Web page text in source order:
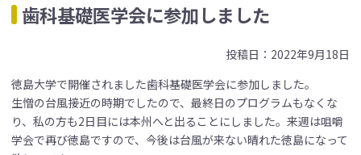
歯科基礎医学会に参加しました
投稿日：2022年9月18日
徳島大学で開催されました歯科基礎医学会に参加しました。
生憎の台風接近の時期でしたので、最終日のプログラムもなくな
り、私の方も2日目には本州へと出ることにしました。来週は咀嚼
学会で再び徳島ですので、今後は台風が来ない晴れた徳島になって